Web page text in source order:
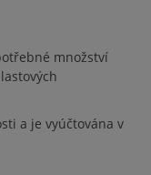
množství
a je vyúčtována v